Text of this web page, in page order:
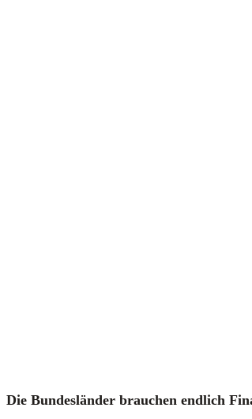
Die Bun­des­län­der brau­chen end­lich